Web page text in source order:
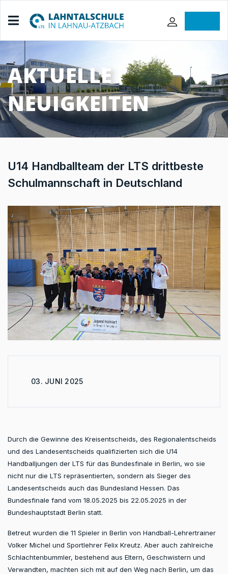
AKTUELLE
NEUIGKEITEN
U14 Handballteam der LTS drittbeste
Schulmannschaft in Deutschland
03. JUNI 2025
Durch die Gewinne des Kreisentscheids, des Regionalentscheids
und des Landesentscheids qualifizierten sich die U14
Handballjungen der LTS für das Bundesfinale in Berlin, wo sie
nicht nur die LTS repräsentierten, sondern als Sieger des
Landesentscheids auch das Bundesland Hessen. Das
Bundesfinale fand vom 18.05.2025 bis 22.05.2025 in der
Bundeshauptstadt Berlin statt.
Betreut wurden die 11 Spieler in Berlin von Handball-Lehrertrainer
Volker Michel und Sportlehrer Felix Kreutz. Aber auch zahlreiche
Schlachtenbummler, bestehend aus Eltern, Geschwistern und
Verwandten, machten sich mit auf den Weg nach Berlin, um das